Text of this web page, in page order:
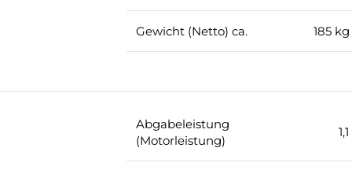
Gewicht (Netto) ca. 185 kg
Abgabeleistung
(Motorleistung)